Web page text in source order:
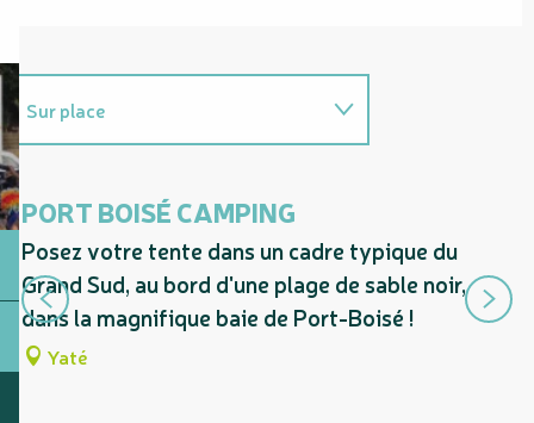
Sur place
PORT BOISÉ CAMPING
Posez votre tente dans un cadre typique du
Grand Sud, au bord d'une plage de sable noir,
dans la magnifique baie de Port-Boisé !
Yaté